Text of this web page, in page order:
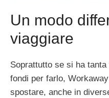
Un modo
viaggiare
Soprattutto se si ha
fondi per farlo,
spostare, anche in